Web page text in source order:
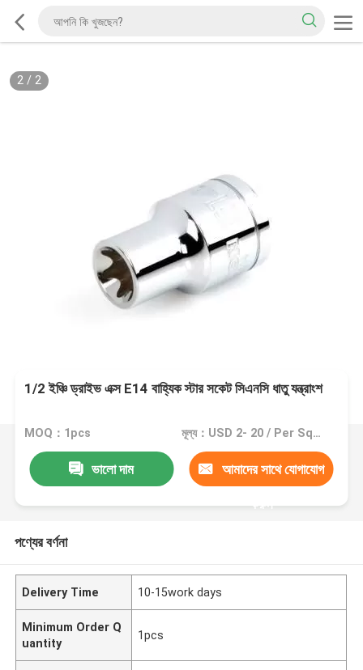
2/ 2
1/2 ইঞ্চি ড্রাইভ এক্স E14 বাহ্যিক স্টার সকেট সিএনসি ধাতু যন্ত্রাংশ
MOQ：1pcs মূল্য：USD 2- 20 / Per Square Meter (M2)
ভালো দাম আমাদের সাথে যোগাযোগ
করুন
পণ্যের বর্ণনা
Delivery Time 10-15work days
Minimum Order Q
uantity
1pcs